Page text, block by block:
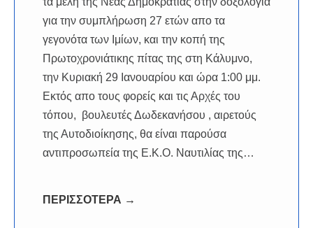
για την συμπλήρωση 27 ετών απο τα
γεγονότα των Ιμίων, και την κοπή της
Πρωτοχρονιάτικης πίτας της στη Κάλυμνο,
την Κυριακή 29 Ιανουαρίου και ώρα 1:00 μμ.
Εκτός απο τους φορείς και τις Αρχές του
τόπου, βουλευτές Δωδεκανήσου , αιρετούς
της Αυτοδιοίκησης, θα είναι παρούσα
αντιπροσωπεία της Ε.Κ.Ο. Ναυτιλίας της…
ΠΕΡΙΣΣΟΤΕΡΑ →